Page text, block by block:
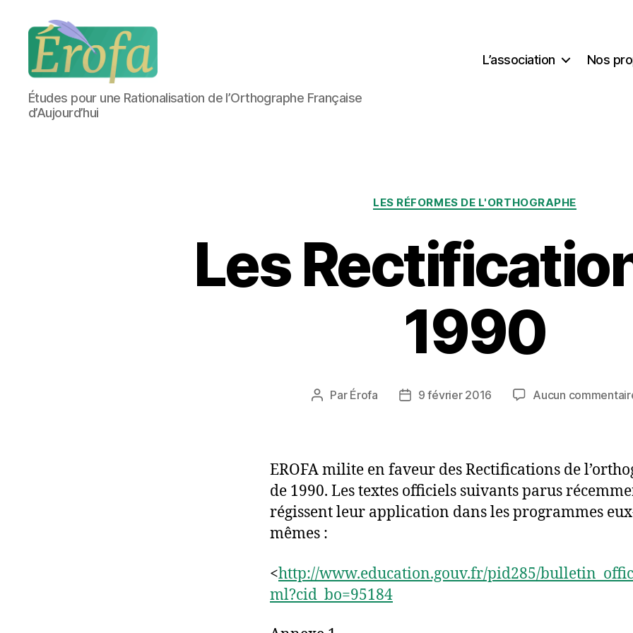
Érofa
Études pour une Rationalisation de l’Orthographe Française
d’Aujourd’hui
L’association Nos
Catégories
LES RÉFORMES DE L'ORTHOGRAPHE
Les
1990
Auteur
Par Érofa
Date9 février 2016 Aucun
EROFA milite en faveur des Rectifications de
de 1990. Les textes officiels suivants parus
régissent leur application dans les programmes
mêmes :
<http://www.education.gouv.fr/pid285/
ml?cid_bo=95184